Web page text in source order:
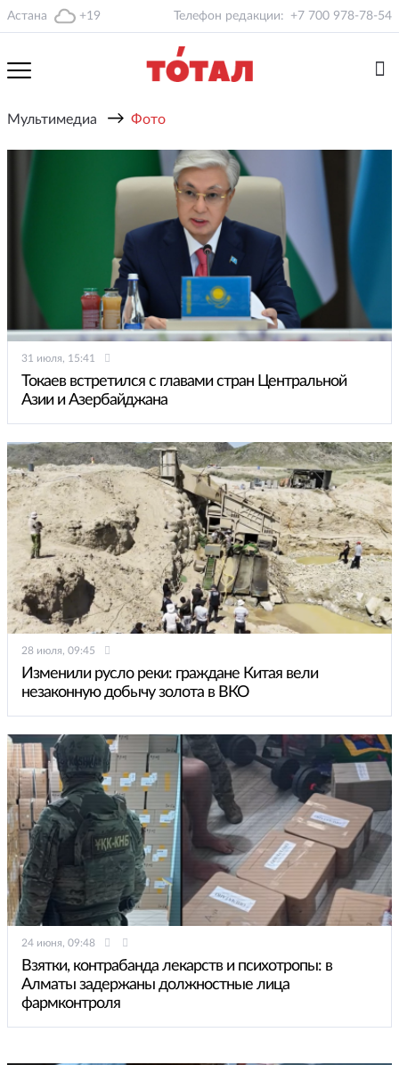
Астана +19 Телефон редакции: +7 700 978-78-54
Мультимедиа → Фото
31 июля, 15:41
Токаев встретился с главами стран Центральной
Азии и Азербайджана
28 июля, 09:45
Изменили русло реки: граждане Китая вели
незаконную добычу золота в ВКО
24 июня, 09:48
Взятки, контрабанда лекарств и психотропы: в
Алматы задержаны должностные лица
фармконтроля